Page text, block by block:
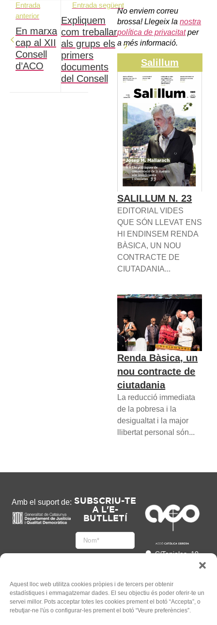
Aquest lloc web utilitza cookies pròpies i de tercers per obtenir
estadístiques i emmagatzemar dades. El seu objectiu és poder oferir-te un
servei millor. Pots acceptar totes les cookies prement el botó “Accepta”, o
rebutjar-ne l'ús o configurar-les prement el botó “Veure preferències”.
Entrada
anterior
En marxa
cap al XII
Consell
d’ACO
Entrada següent
Expliquem
com treballar
als grups els
primers
documents
del Consell
No enviem correu
brossa! Llegeix lanostra
política de privacitatper
a més informació.
Salillum
SALILLUM N. 23
EDITORIAL VIDES
QUE SÓN LLEVAT ENS
HI ENDINSEM RENDA
BÀSICA, UN NOU
CONTRACTE DE
CIUTADANIA...
Renda Bàsica, un
nou contracte de
ciutadania
La reducció immediata
de la pobresa i la
desigualtat i la major
llibertat personal són...
Amb el suport de: SUBSCRIU-TE
A L'E-
BUTLLETÍ
Accepto
l'Informació legal
C/Tapioles, 10
93 505 86 86
hola@acocat.org